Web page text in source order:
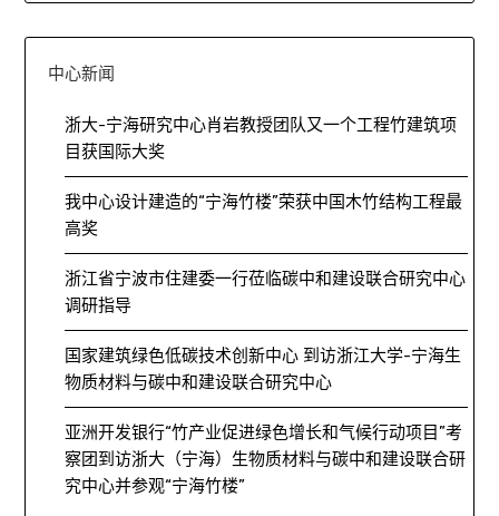
中心新闻
浙大-宁海研究中心肖岩教授团队又一个工程竹建筑项
目获国际大奖
我中心设计建造的“宁海竹楼”荣获中国木竹结构工程最
高奖
浙江省宁波市住建委一行莅临碳中和建设联合研究中心
调研指导
国家建筑绿色低碳技术创新中心 到访浙江大学-宁海生
物质材料与碳中和建设联合研究中心
亚洲开发银行“竹产业促进绿色增长和气候行动项目”考
察团到访浙大（宁海）生物质材料与碳中和建设联合研
究中心并参观“宁海竹楼”